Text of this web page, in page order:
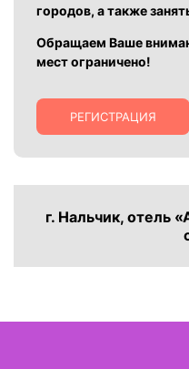
городов, а также
Обращаем Ваше
мест ограничено!
РЕГИСТРАЦИЯ
г. Нальчик, отель